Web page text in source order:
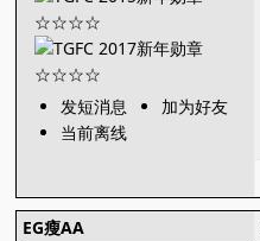
发短消息
加为好友
当前离线
EG瘦AA